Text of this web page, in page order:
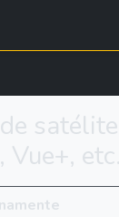
satélite